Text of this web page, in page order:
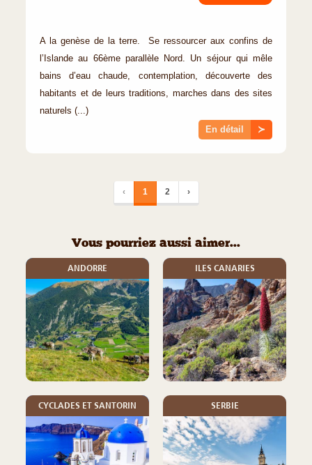
A la genèse de la terre. Se ressourcer aux confins de
l’Islande au 66ème parallèle Nord. Un séjour qui mêle
bains d’eau chaude, contemplation, découverte des
habitants et de leurs traditions, marches dans des sites
naturels (...)
En détail ≻
‹ 1 2 ›
Vous pourriez aussi aimer...
ANDORRE ILES CANARIES
CYCLADES ET SANTORIN SERBIE